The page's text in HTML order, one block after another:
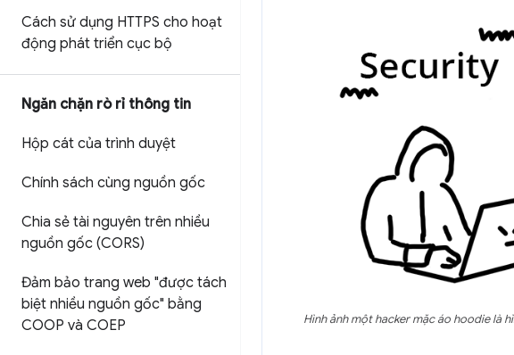
Cách sử dụng HTTPS cho hoạt
động phát triển cục bộ
Ngăn chặn rò rỉ thông tin
Hộp cát của trình duyệt
Chính sách cùng nguồn gốc
Chia sẻ tài nguyên trên nhiều
nguồn gốc (CORS)
Đảm bảo trang web "được tách
biệt nhiều nguồn gốc" bằng
COOP và COEP
Hình ảnh một hacker mặc áo hoodie là